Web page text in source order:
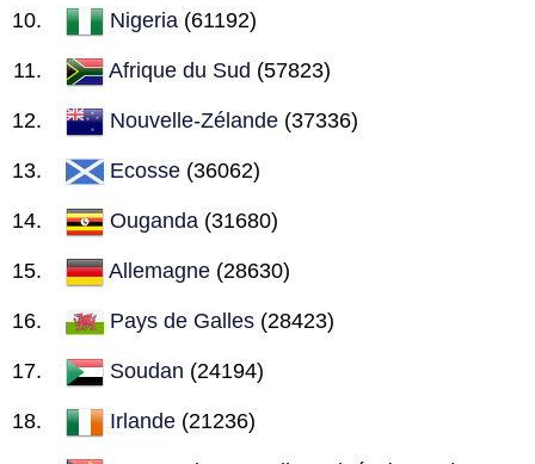
Nigeria (61192)
Afrique du Sud (57823)
Nouvelle-Zélande (37336)
Ecosse (36062)
Ouganda (31680)
Allemagne (28630)
Pays de Galles (28423)
Soudan (24194)
Irlande (21236)